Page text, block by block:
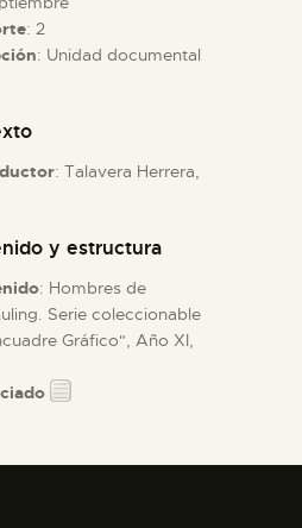
: 2
: Unidad documental
: Talavera Herrera,
y estructura
: Hombres de
Serie coleccionable
Gráfico", Año XI,